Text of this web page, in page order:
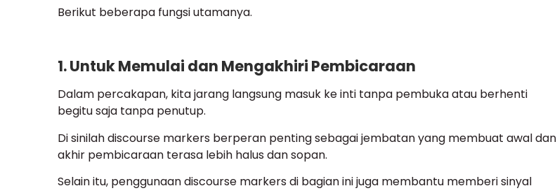
Berikut beberapa fungsi utamanya.
1. Untuk Memulai dan Mengakhiri Pembicaraan
Dalam percakapan, kita jarang langsung masuk ke inti tanpa pembuka atau berhenti
begitu saja tanpa penutup.
Di sinilah discourse markers berperan penting sebagai jembatan yang membuat awal dan
akhir pembicaraan terasa lebih halus dan sopan.
Selain itu, penggunaan discourse markers di bagian ini juga membantu memberi sinyal